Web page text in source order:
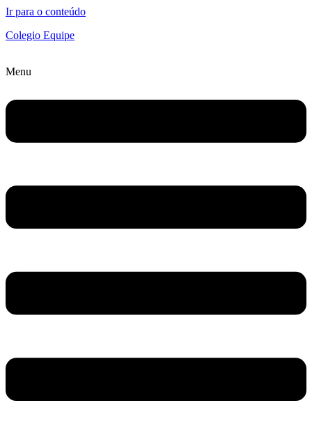
Ir para o conteúdo
Colegio Equipe
Menu